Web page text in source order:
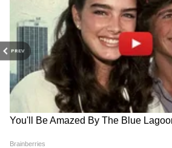
PREV